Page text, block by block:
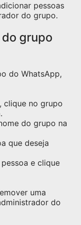
pessoas
do grupo.
grupo
do WhatsApp,
clique no grupo
do grupo na
que deseja
e clique
uma
do